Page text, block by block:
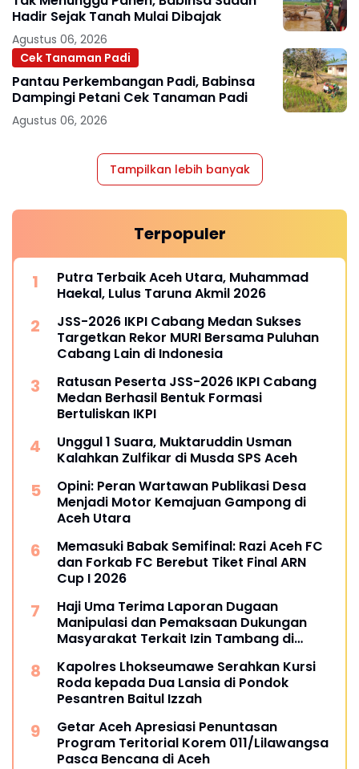
Hadir Sejak Tanah Mulai Dibajak
Agustus 06, 2026
Cek Tanaman Padi
Pantau Perkembangan Padi, Babinsa
Dampingi Petani Cek Tanaman Padi
Agustus 06, 2026
Tampilkan lebih banyak
Terpopuler
Putra Terbaik Aceh Utara, Muhammad
Haekal, Lulus Taruna Akmil 2026
JSS-2026 IKPI Cabang Medan Sukses
Targetkan Rekor MURI Bersama Puluhan
Cabang Lain di Indonesia
Ratusan Peserta JSS-2026 IKPI Cabang
Medan Berhasil Bentuk Formasi
Bertuliskan IKPI
Unggul 1 Suara, Muktaruddin Usman
Kalahkan Zulfikar di Musda SPS Aceh
Opini: Peran Wartawan Publikasi Desa
Menjadi Motor Kemajuan Gampong di
Aceh Utara
Memasuki Babak Semifinal: Razi Aceh FC
dan Forkab FC Berebut Tiket Final ARN
Cup I 2026
Haji Uma Terima Laporan Dugaan
Manipulasi dan Pemaksaan Dukungan
Masyarakat Terkait Izin Tambang di
Kapolres Lhokseumawe Serahkan Kursi
Roda kepada Dua Lansia di Pondok
Pesantren Baitul Izzah
Getar Aceh Apresiasi Penuntasan
Program Teritorial Korem 011/Lilawangsa
Pasca Bencana di Aceh